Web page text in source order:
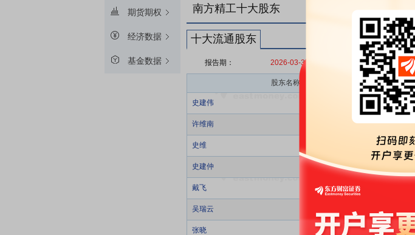
期货期权
经济数据
基金数据
南方精工十大股东
十大流通股东
报告期： 2026-03-31 2025-12-31
股东名称
史建伟
许维南
史维
史建仲
戴飞
吴瑞云
张晓